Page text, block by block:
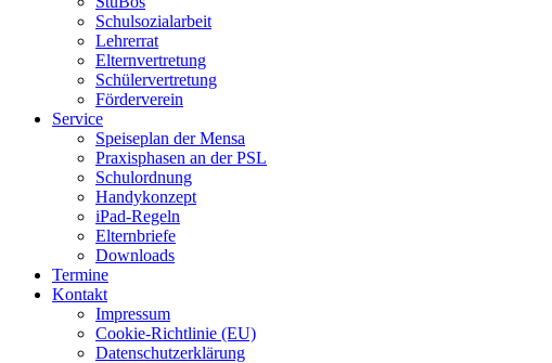
Schulsozialarbeit
Lehrerrat
Elternvertretung
Schülervertretung
Förderverein
Service
Speiseplan der Mensa
Praxisphasen an der PSL
Schulordnung
Handykonzept
iPad-Regeln
Elternbriefe
Downloads
Termine
Kontakt
Impressum
Cookie-Richtlinie (EU)
Datenschutzerklärung